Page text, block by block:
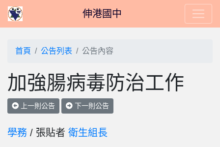
伸港國中
首頁 公告列表 公告內容
加強腸病毒防治工作
上一則公告 下一則公告
學務 / 張貼者 衛生組長